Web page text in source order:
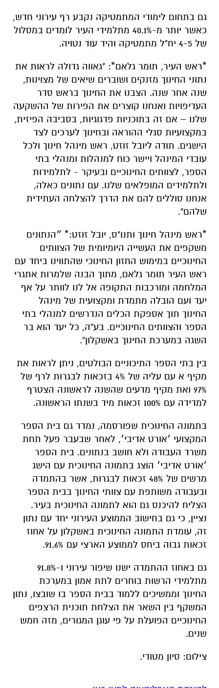
גם בתחום לימודי המתמטיקה נקבע רף עירוני חדש,
כאשר יותר מ-40.1% מתלמידי העיר לומדים במסלול
של 4-5 יח"ל מתמטיקה והיד עוד נטויה.
*ראש העיר, תומר גלאם*: "גאווה גדולה לראות את
נתוני החינוך מזנקים ושוברים שיאים של מצוינות,
שנה אחר שנה. הצבנו את החינוך בראש סדר
העדיפויות ואנחנו קוצרים את הפירות של ההשקעה
שלנו – אם זה בתוכניות פדגוגיות, בסביבה הפיזית,
במקצועיות סגלי ההוראה ובחינוך לערכים לצד
הישגים. תודה ליובל זוזט, ראש מינהל חינוך ולכל
עובדי המינהל ויישר כוח למנהלות ומנהלי בתי
הספר, לצוותים החינוכיים ובעיקר - לתלמידות
ולתלמידים המופלאים שלנו. עם נתונים כאלה,
אנחנו סוללים להם את הדרך להצלחה העתידית
שלהם".
*ראש מינהל חינוך ותנו"ס, יובל זוזט:* ״הנתונים
משקפים את העשייה היומיומית של הצוותים
החינוכיים במימוש החזון החינוכי שהתווינו ביחד עם
ראש העיר תומר גלאם, מתוך הבנה שלמרות אתגרי
המלחמה ומורכבות התקופה אל לנו לוותר על אף
יעד ועם הובלה מתמדת ומקצועית של מינהל
החינוך תוך אספקת הכלים הנדרשים למנהלי בתי
הספר והצוותים החינוכיים. בע"ה, כל יעד הוא בר
השגה במערכת החינוך באשקלון".
בין בתי הספר התיכוניים הבולטים, ניתן לראות את
מקיף א עם עליה של 4% בזכאות לבגרות לרף של
97% ואת מקיף מדעים שהשנה לראשונה הצטרף
למדידה עם 100% זכאות מיד בשנתו הראשונה.
בתמונה החינוכית שפורסמה, נמדד גם בית הספר
המקצועי ׳אורט אדיבי׳, לאחר שבעבר פעל תחת
משרד העבודה ולא חושב בנתונים. בית הספר
׳אורט אדיבי׳ הוצג בתמונה החינוכית עם הישג
מרשים של 48% זכאות לבגרות, אשר בהתמדה
ובעבודה משותפת עם צוותי החינוך בבית הספר
הצליח להיכנס גם הוא לתמונה החינוכית בעיר.
נציין, כי גם בחישוב הממוצע העירוני יחד עם נתון
זה, עומדת התמונה החינוכית באשקלון על אחוז
זכאות גבוה ביחס לממוצע הארצי עם 91.6%.
גם באחוז ההתמדה ישנו שיפור עירוני ו-91.8%
מתלמידי הרשות בוחרים לתת אמון במערכת
החינוך וממשיכים ללמוד בבית הספר בו שובצו, נתון
המשקף בין השאר את הצלחת תוכנית הרצפים
החינוכיים הפועלת על פי עוגן המגורים, מזה חמש
שנים.
צילום: סיון מטודי.